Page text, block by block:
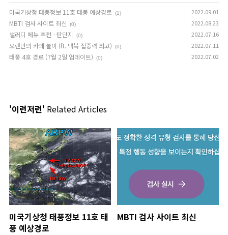
미국기상청 태풍정보 11호 태풍 예상경로 (1) 2022.09.01
MBTI 검사 사이트 최신 (0) 2022.08.23
샐러디 메뉴 추천 - 탄단지 (0) 2022.07.16
오랜만의 카페 놀이 (ft. 맥북 집중력 최고) (0) 2022.07.11
태풍 4호 경로 (7월 2일 업데이트) (0) 2022.07.02
'이런저런' Related Articles
미국기상청 태풍정보 11호 태
풍 예상경로
MBTI 검사 사이트 최신